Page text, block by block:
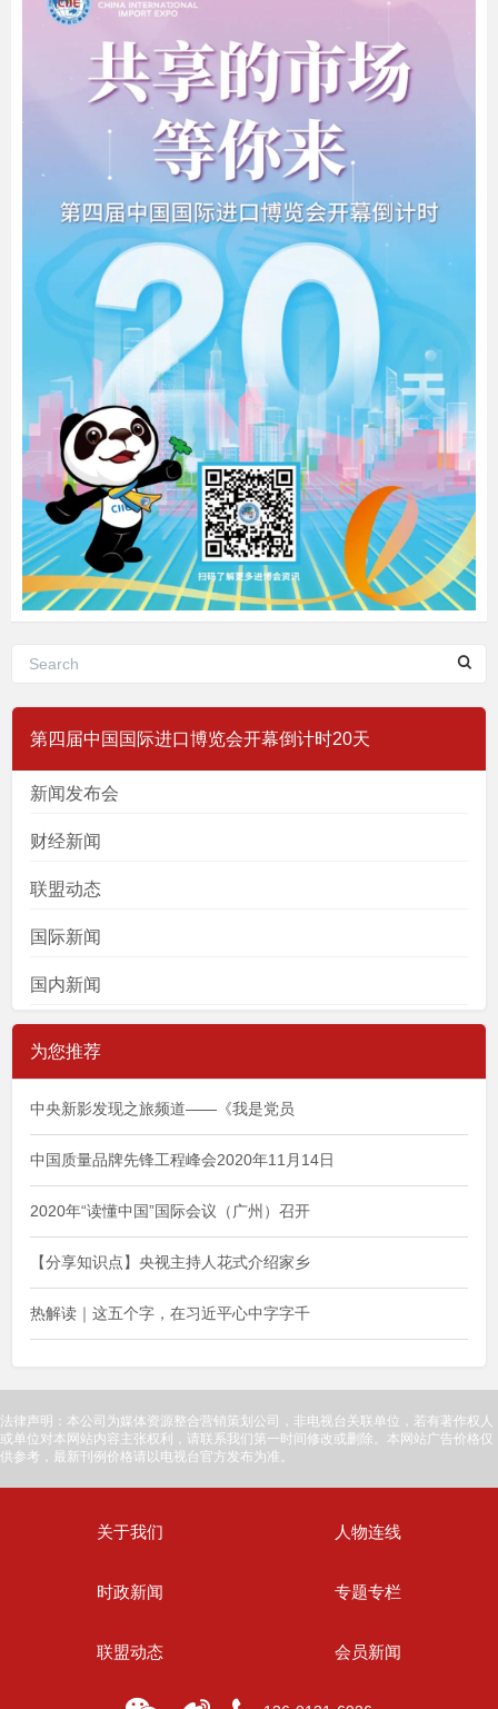
第四届中国国际进口博览会开幕倒计时20天
新闻发布会
财经新闻
联盟动态
国际新闻
国内新闻
为您推荐
中央新影发现之旅频道——《我是党员
中国质量品牌先锋工程峰会2020年11月14日
2020年“读懂中国”国际会议（广州）召开
【分享知识点】央视主持人花式介绍家乡
热解读｜这五个字，在习近平心中字字千
法律声明：本公司为媒体资源整合营销策划公司，非电视台关联单位，若有著作权人
或单位对本网站内容主张权利，请联系我们第一时间修改或删除。本网站广告价格仅
供参考，最新刊例价格请以电视台官方发布为准。
关于我们 人物连线
时政新闻 专题专栏
联盟动态 会员新闻